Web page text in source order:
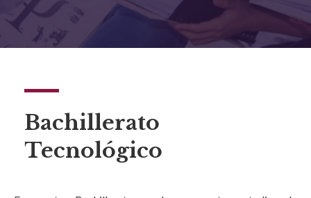
Bachillerato
Tecnológico